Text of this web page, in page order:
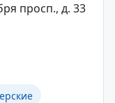
просп., д. 33